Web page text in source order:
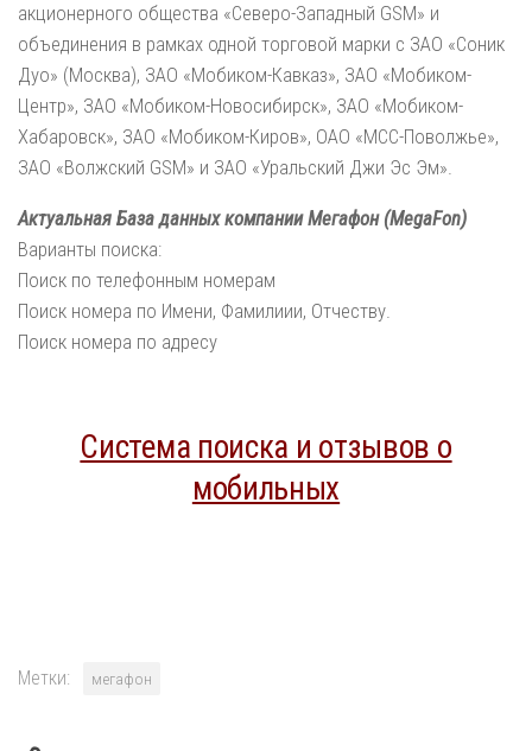
акционерного общества «Северо-Западный GSM» и
объединения в рамках одной торговой марки с ЗАО «Соник
Дуо» (Москва), ЗАО «Мобиком-Кавказ», ЗАО «Мобиком-
Центр», ЗАО «Мобиком-Новосибирск», ЗАО «Мобиком-
Хабаровск», ЗАО «Мобиком-Киров», ОАО «МСС-Поволжье»,
ЗАО «Волжский GSM» и ЗАО «Уральский Джи Эс Эм».
Актуальная База данных компании Мегафон (MegaFon)
Варианты поиска:
Поиск по телефонным номерам
Поиск номера по Имени, Фамилиии, Отчеству.
Поиск номера по адресу
Система поиска и отзывов о
мобильных
Метки: мегафон